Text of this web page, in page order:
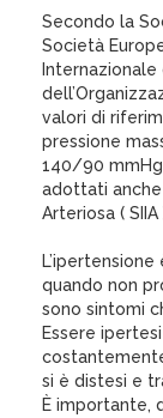
Secondo la
Società
Internazionale
valori di
pressione
140/90
adottati anche
Arteriosa ( SIIA
quando non
sono sintomi
Essere
si è distesi e
È importante,